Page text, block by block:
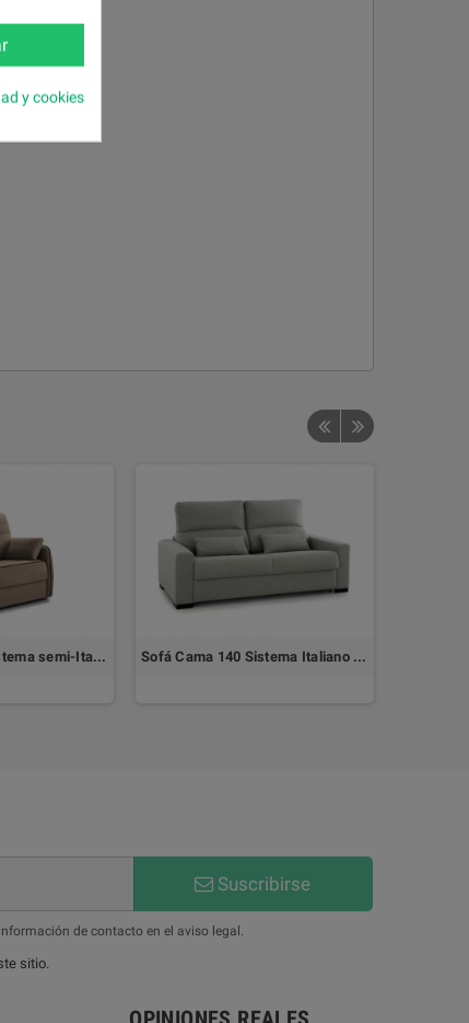
Sillón Cama 80 Sistema semi-Italiano SUSAN Sofá Cama 140 Sistema Italiano NUEVA YORK
Suscribirse
de contacto en el aviso legal.
sitio.
y cookies